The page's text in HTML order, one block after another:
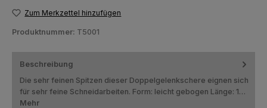
Zum Merkzettel hinzufügen
Produktnummer: T5001
Beschreibung
Die sehr feinen Spitzen dieser Doppelgelenkschere eignen sich
für sehr feine Schneidarbeiten. Form: leicht gebogen Länge: 1…
Mehr